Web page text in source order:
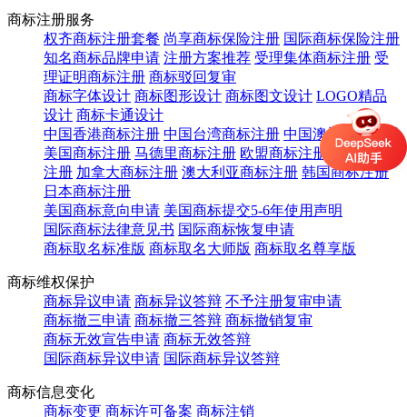
商标注册服务
权齐商标注册套餐 尚享商标保险注册 国际商标保险注册
知名商标品牌申请 注册方案推荐 受理集体商标注册 受
理证明商标注册 商标驳回复审
商标字体设计 商标图形设计 商标图文设计 LOGO精品
设计 商标卡通设计
中国香港商标注册 中国台湾商标注册 中国澳门商标注册
美国商标注册 马德里商标注册 欧盟商标注册
英国商标
注册 加拿大商标注册 澳大利亚商标注册 韩国商标注册
日本商标注册
美国商标意向申请 美国商标提交5-6年使用声明
国际商标法律意见书 国际商标恢复申请
商标取名标准版 商标取名大师版 商标取名尊享版
商标维权保护
商标异议申请 商标异议答辩 不予注册复审申请
商标撤三申请 商标撤三答辩 商标撤销复审
商标无效宣告申请 商标无效答辩
国际商标异议申请 国际商标异议答辩
商标信息变化
商标变更 商标许可备案 商标注销